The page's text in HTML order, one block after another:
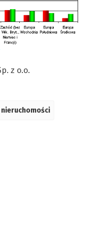
z o.o.
nieruchomości